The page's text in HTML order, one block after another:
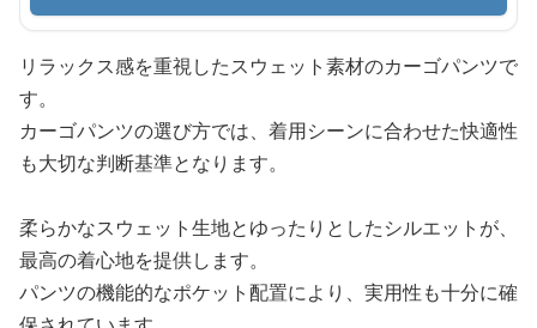
リラックス感を重視したスウェット素材のカーゴパンツで
す。
カーゴパンツの選び方では、着用シーンに合わせた快適性
も大切な判断基準となります。
柔らかなスウェット生地とゆったりとしたシルエットが、
最高の着心地を提供します。
パンツの機能的なポケット配置により、実用性も十分に確